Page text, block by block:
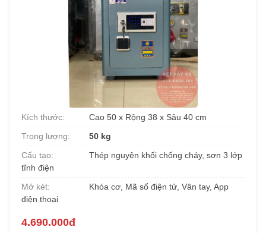
Kích thước:
Cao 50 x Rộng 38 x Sâu 40 cm
Trọng lượng:
50 kg
Cấu tạo:
Thép nguyên khối chống cháy, sơn 3 lớp
tĩnh điện
Mở két:
Khóa cơ, Mã số điện tử, Vân tay, App
điện thoại
4.690.000đ